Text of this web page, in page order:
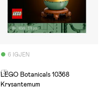
6 IGJEN
(3)
LEGO Botanicals 10368
Krysantemum